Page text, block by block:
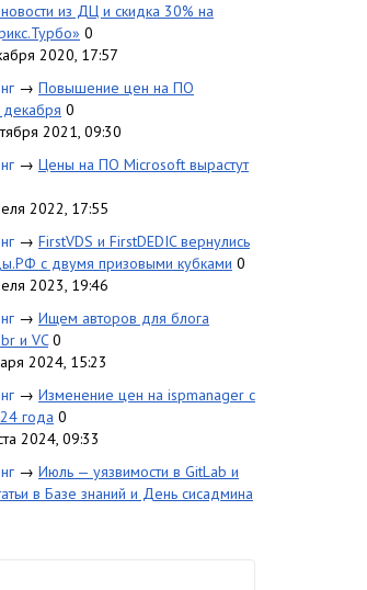
новости из ДЦ и скидка 30% на
0
2020, 17:57
→ Повышение цен на ПО
0
2021, 09:30
→ Цены на ПО Microsoft вырастут
2022, 17:55
→ FirstVDS и FirstDEDIC вернулись
с двумя призовыми кубками 0
2023, 19:46
→ Ищем авторов для блога
и VC 0
2024, 15:23
→ Изменение цен на ispmanager с
года 0
2024, 09:33
→ Июль — уязвимости в GitLab и
в Базе знаний и День сисадмина